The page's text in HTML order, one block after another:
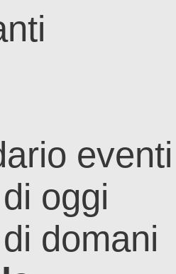
eventi
oggi
domani